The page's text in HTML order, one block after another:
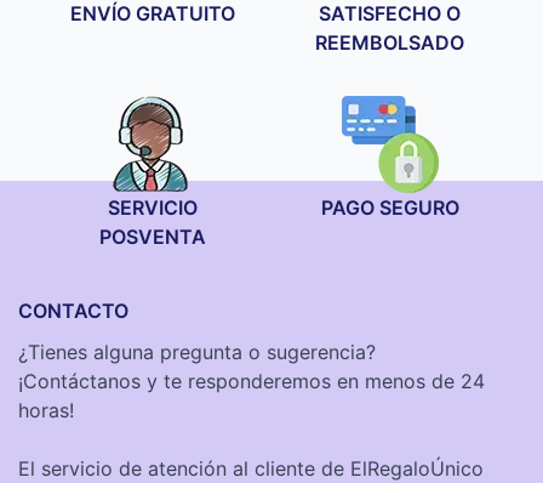
ENVÍO GRATUITO
SATISFECHO O
REEMBOLSADO
SERVICIO
POSVENTA
PAGO SEGURO
CONTACTO
¿Tienes alguna pregunta o sugerencia?
¡Contáctanos y te responderemos en menos de 24
horas!
El servicio de atención al cliente de ElRegaloÚnico